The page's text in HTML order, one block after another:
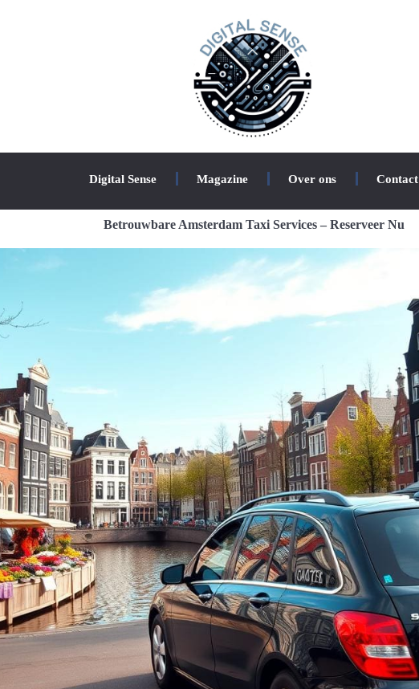
Digital Sense Magazine Over ons Contact
Betrouwbare Amsterdam Taxi Services – Reserveer Nu